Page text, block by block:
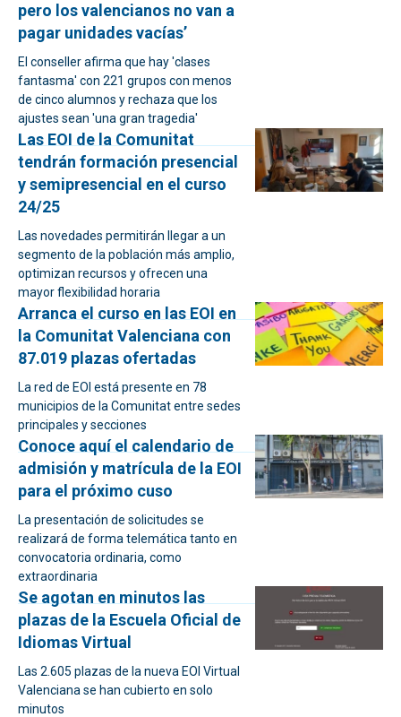
pero los valencianos no van a
pagar unidades vacías’
El conseller afirma que hay 'clases
fantasma' con 221 grupos con menos
de cinco alumnos y rechaza que los
ajustes sean 'una gran tragedia'
Las EOI de la Comunitat
tendrán formación presencial
y semipresencial en el curso
24/25
Las novedades permitirán llegar a un
segmento de la población más amplio,
optimizan recursos y ofrecen una
mayor flexibilidad horaria
Arranca el curso en las EOI en
la Comunitat Valenciana con
87.019 plazas ofertadas
La red de EOI está presente en 78
municipios de la Comunitat entre sedes
principales y secciones
Conoce aquí el calendario de
admisión y matrícula de la EOI
para el próximo cuso
La presentación de solicitudes se
realizará de forma telemática tanto en
convocatoria ordinaria, como
extraordinaria
Se agotan en minutos las
plazas de la Escuela Oficial de
Idiomas Virtual
Las 2.605 plazas de la nueva EOI Virtual
Valenciana se han cubierto en solo
minutos